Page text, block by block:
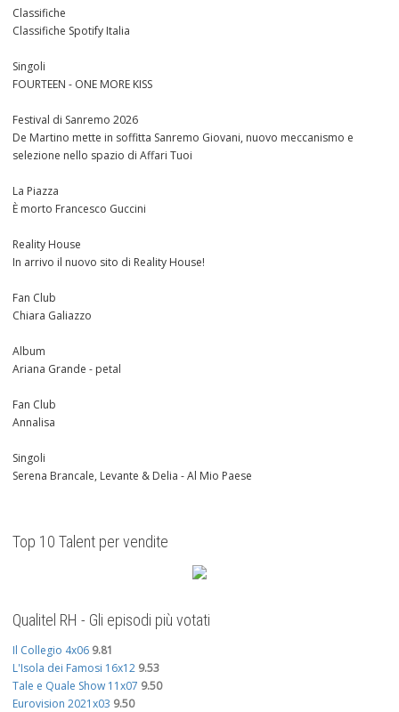
Classifiche
Classifiche Spotify Italia
Singoli
FOURTEEN - ONE MORE KISS
Festival di Sanremo 2026
De Martino mette in soffitta Sanremo Giovani, nuovo meccanismo e
selezione nello spazio di Affari Tuoi
La Piazza
È morto Francesco Guccini
Reality House
In arrivo il nuovo sito di Reality House!
Fan Club
Chiara Galiazzo
Album
Ariana Grande - petal
Fan Club
Annalisa
Singoli
Serena Brancale, Levante & Delia - Al Mio Paese
Top 10 Talent per vendite
Qualitel RH - Gli episodi più votati
Il Collegio 4x06 9.81
L'Isola dei Famosi 16x12 9.53
Tale e Quale Show 11x07 9.50
Eurovision 2021x03 9.50